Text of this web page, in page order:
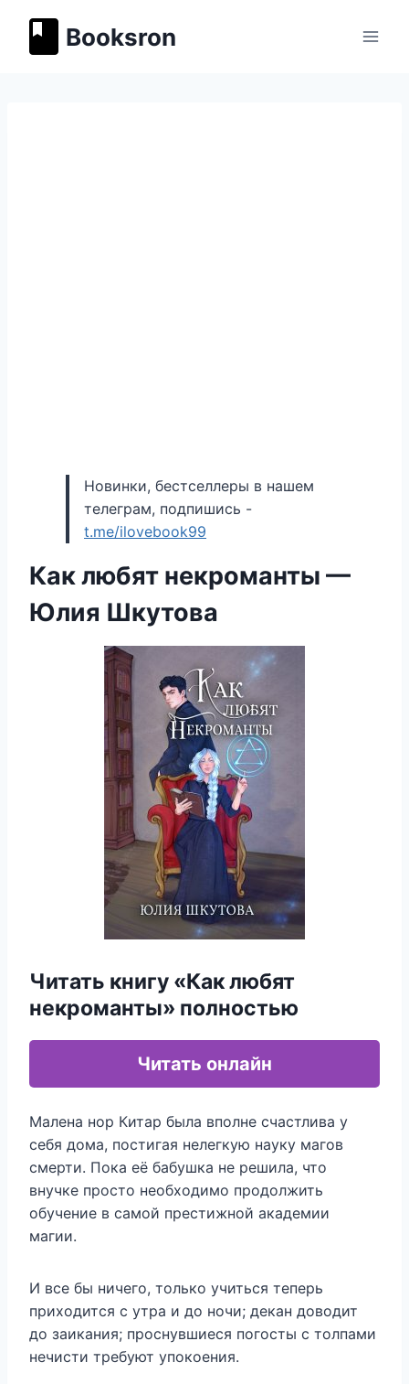
содержимому
Booksron
Новинки, бестселлеры в нашем
телеграм, подпишись -
t.me/ilovebook99
Как любят некроманты —
Юлия Шкутова
Читать книгу «Как любят
некроманты» полностью
Читать онлайн
Малена нор Китар была вполне счастлива у
себя дома, постигая нелегкую науку магов
смерти. Пока её бабушка не решила, что
внучке просто необходимо продолжить
обучение в самой престижной академии
магии.
И все бы ничего, только учиться теперь
приходится с утра и до ночи; декан доводит
до заикания; проснувшиеся погосты с толпами
нечисти требуют упокоения.